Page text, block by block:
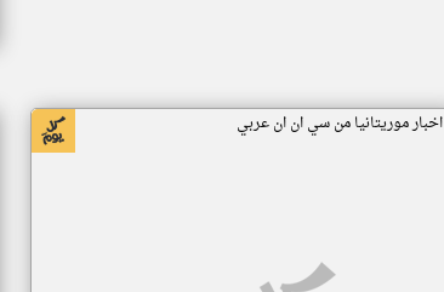
اخبار موريتانيا من سي ان ان عربي